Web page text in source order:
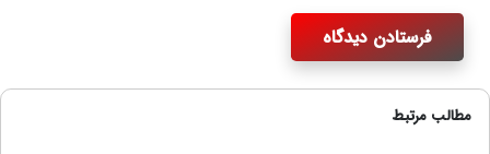
فرستادن دیدگاه
مطالب مرتبط